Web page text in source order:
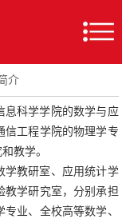
介
息科学学院的数学与应
信工程学院的物理学专
教学。
学教研室、应用统计学
教学研究室，分别承担
业、全校高等数学、